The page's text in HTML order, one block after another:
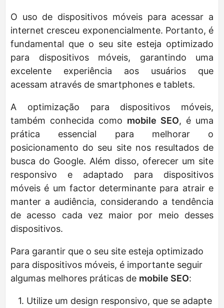
O uso de dispositivos móveis para acessar a
internet cresceu exponencialmente. Portanto, é
fundamental que o seu site esteja optimizado
para dispositivos móveis, garantindo uma
excelente experiência aos usuários que
acessam através de smartphones e tablets.
A optimização para dispositivos móveis,
também conhecida como mobile SEO, é uma
prática essencial para melhorar o
posicionamento do seu site nos resultados de
busca do Google. Além disso, oferecer um site
responsivo e adaptado para dispositivos
móveis é um factor determinante para atrair e
manter a audiência, considerando a tendência
de acesso cada vez maior por meio desses
dispositivos.
Para garantir que o seu site esteja optimizado
para dispositivos móveis, é importante seguir
algumas melhores práticas de mobile SEO:
Utilize um design responsivo, que se adapte